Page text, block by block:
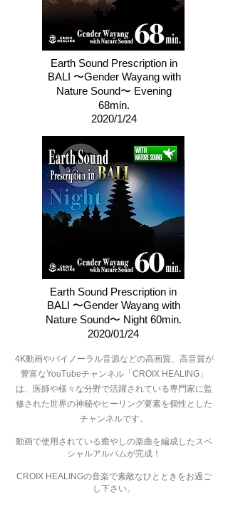
Earth Sound Prescription in
BALI 〜Gender Wayang with
Nature Sound〜 Evening
68min.
2020/1/24
Earth Sound Prescription in
BALI 〜Gender Wayang with
Nature Sound〜 Night 60min.
2020/01/24
4K動画やバイノーラル音源などの高画質、高音質が
豊富なYouTubeチャンネル「CROIX HEALING」
は、医師や様々な分野で活躍されている専門家に監
修された世界の神秘やヒーリング要素を個性とした
チャンネルです。
動画で使用されている癒やしの楽曲を編成したスペ
シャルアルバムが完成！
CROIX HEALINGの音楽で素敵なひとときをお過ご
し下さい。